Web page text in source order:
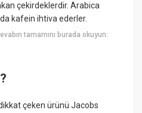
çekirdeklerdir. Arabica
kafein ihtiva ederler.
tamamını burada okuyun:
çeken ürünü Jacobs